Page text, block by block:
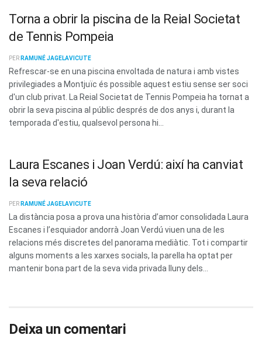
Torna a obrir la piscina de la Reial Societat
de Tennis Pompeia
PER RAMUNÉ JAGELAVICUTE
Refrescar-se en una piscina envoltada de natura i amb vistes
privilegiades a Montjuïc és possible aquest estiu sense ser soci
d'un club privat. La Reial Societat de Tennis Pompeia ha tornat a
obrir la seva piscina al públic després de dos anys i, durant la
temporada d'estiu, qualsevol persona hi...
Laura Escanes i Joan Verdú: així ha canviat
la seva relació
PER RAMUNÉ JAGELAVICUTE
La distància posa a prova una història d’amor consolidada Laura
Escanes i l’esquiador andorrà Joan Verdú viuen una de les
relacions més discretes del panorama mediàtic. Tot i compartir
alguns moments a les xarxes socials, la parella ha optat per
mantenir bona part de la seva vida privada lluny dels...
Deixa un comentari